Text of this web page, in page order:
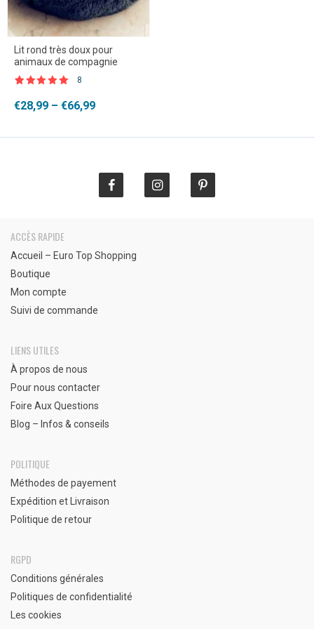
Lit rond très doux pour
animaux de compagnie
sur
8
€28,99 – €66,99
Plage
ACCÈS RAPIDE
Accueil – Euro Top Shopping
Boutique
Mon compte
Suivi de commande
LIENS UTILES
À propos de nous
Pour nous contacter
Foire Aux Questions
Blog – Infos & conseils
POLITIQUE
Méthodes de payement
Expédition et Livraison
Politique de retour
RGPD
Conditions générales
Politiques de confidentialité
Les cookies